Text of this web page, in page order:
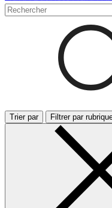
Trier par Filtrer par